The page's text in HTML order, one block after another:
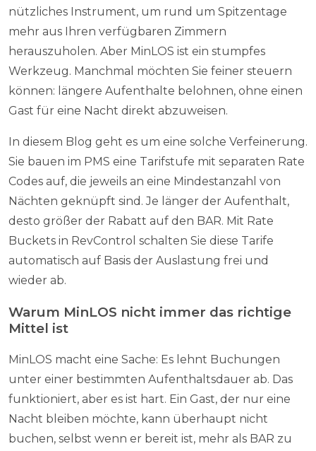
nützliches Instrument, um rund um Spitzentage
mehr aus Ihren verfügbaren Zimmern
herauszuholen. Aber MinLOS ist ein stumpfes
Werkzeug. Manchmal möchten Sie feiner steuern
können: längere Aufenthalte belohnen, ohne einen
Gast für eine Nacht direkt abzuweisen.
In diesem Blog geht es um eine solche Verfeinerung.
Sie bauen im PMS eine Tarifstufe mit separaten Rate
Codes auf, die jeweils an eine Mindestanzahl von
Nächten geknüpft sind. Je länger der Aufenthalt,
desto größer der Rabatt auf den BAR. Mit Rate
Buckets in RevControl schalten Sie diese Tarife
automatisch auf Basis der Auslastung frei und
wieder ab.
Warum MinLOS nicht immer das richtige
Mittel ist
MinLOS macht eine Sache: Es lehnt Buchungen
unter einer bestimmten Aufenthaltsdauer ab. Das
funktioniert, aber es ist hart. Ein Gast, der nur eine
Nacht bleiben möchte, kann überhaupt nicht
buchen, selbst wenn er bereit ist, mehr als BAR zu